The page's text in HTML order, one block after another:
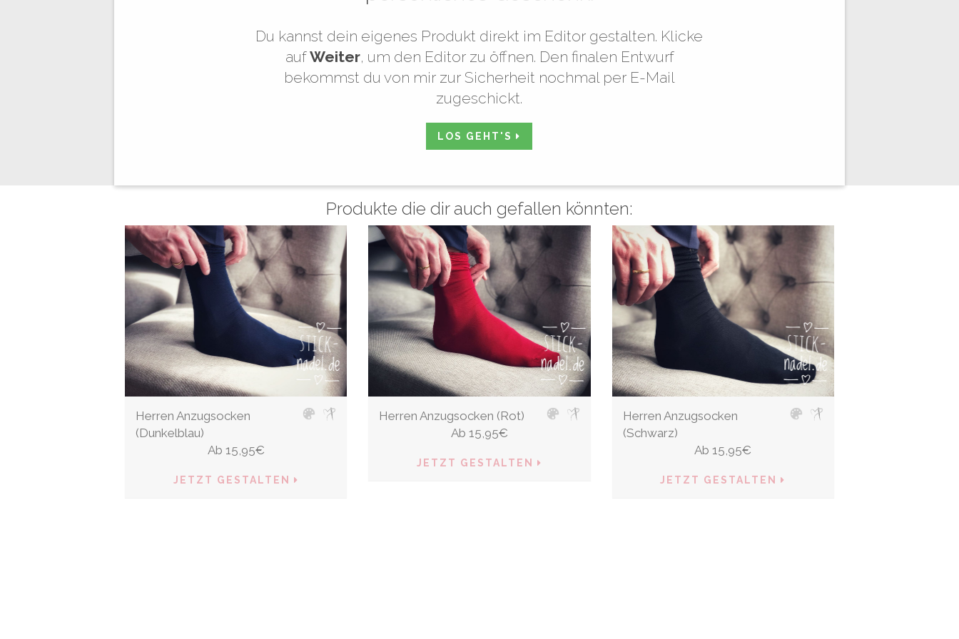
Du kannst dein eigenes Produkt direkt im Editor gestalten. Klicke
aufWeiter, um den Editor zu öffnen. Den finalen Entwurf
bekommst du von mir zur Sicherheit nochmal per E-Mail
zugeschickt.
LOS GEHT'S
Produkte die dir auch gefallen könnten:
Herren Anzugsocken
(Dunkelblau)
Ab 15,95€
JETZT GESTALTEN
Herren Anzugsocken (Rot)
Ab 15,95€
JETZT GESTALTEN
Herren Anzugsocken
(Schwarz)
Ab15,95€
JETZT GESTALTEN